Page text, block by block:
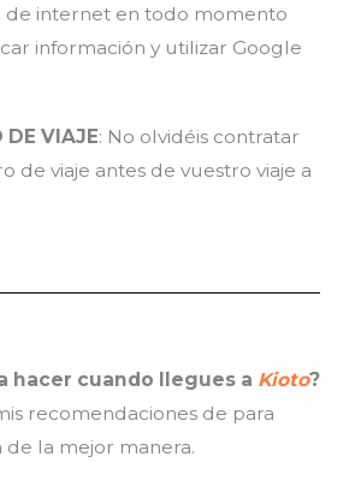
de internet en todo momento
información y utilizar Google
DE VIAJE: No olvidéis contratar
de viaje antes de vuestro viaje a
hacer cuando llegues a Kioto?
recomendaciones de para
la mejor manera.